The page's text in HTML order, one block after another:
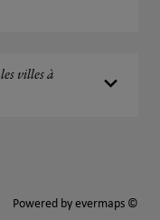
villes à
Powered by evermaps ©